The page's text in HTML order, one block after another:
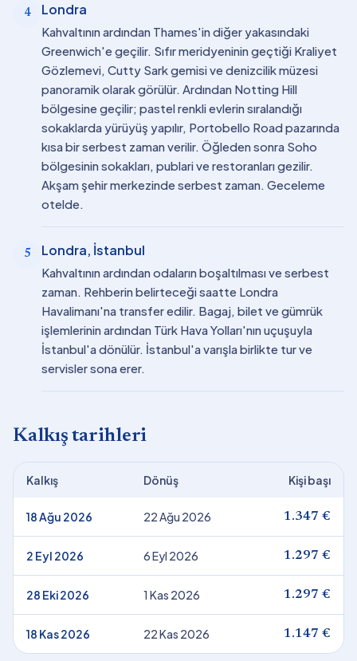
4 Londra
Kahvaltının ardından Thames'in diğer yakasındaki
Greenwich'e geçilir. Sıfır meridyeninin geçtiği Kraliyet
Gözlemevi, Cutty Sark gemisi ve denizcilik müzesi
panoramik olarak görülür. Ardından Notting Hill
bölgesine geçilir; pastel renkli evlerin sıralandığı
sokaklarda yürüyüş yapılır, Portobello Road pazarında
kısa bir serbest zaman verilir. Öğleden sonra Soho
bölgesinin sokakları, publari ve restoranları gezilir.
Akşam şehir merkezinde serbest zaman. Geceleme
otelde.
5 Londra, İstanbul
Kahvaltının ardından odaların boşaltılması ve serbest
zaman. Rehberin belirteceği saatte Londra
Havalimanı'na transfer edilir. Bagaj, bilet ve gümrük
işlemlerinin ardından Türk Hava Yolları'nın uçuşuyla
İstanbul'a dönülür. İstanbul'a varışla birlikte tur ve
servisler sona erer.
Kalkış tarihleri
Kalkış Dönüş Kişi başı
18 Ağu 2026 22 Ağu 2026 1.347 €
2 Eyl 2026 6 Eyl 2026 1.297 €
28 Eki 2026 1 Kas 2026 1.297 €
18 Kas 2026 22 Kas 2026 1.147 €